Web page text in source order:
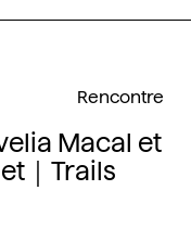
Macal et
｜Trails
Rencontre